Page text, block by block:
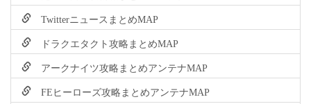
TwitterニュースまとめMAP
ドラクエタクト攻略まとめMAP
アークナイツ攻略まとめアンテナMAP
FEヒーローズ攻略まとめアンテナMAP